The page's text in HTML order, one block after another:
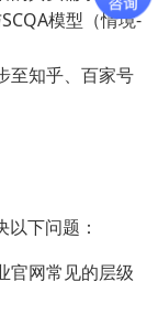
模型（情境-
至知乎、百家号
下问题：
官网常见的层级